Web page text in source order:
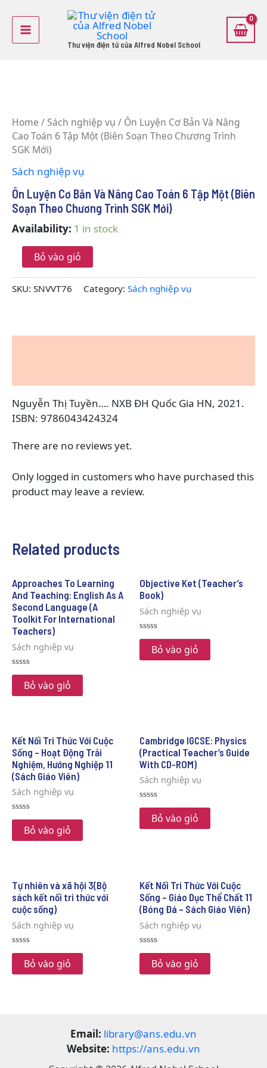
content
Main
Menu
Thư viện điện tử của Alfred Nobel School
Home /Sách nghiệp vụ / Ôn Luyện Cơ Bản Và Nâng
Cao Toán 6 Tập Một (Biên Soạn Theo Chương Trình
SGK Mới)
Sách nghiệp vụ
Ôn Luyện Cơ Bản Và Nâng Cao Toán 6 Tập Một (Biên
Soạn Theo Chương Trình SGK Mới)
Availability: 1 in stock
Cơ
Bản
Và
Cao
6
Tập
(Biên
Soạn
Chương
Trình
SGK
Bỏ vào giỏ
SKU: SNVVT76 Category: Sách nghiệp vụ
Nguyễn Thị Tuyền…. NXB ĐH Quốc Gia HN, 2021.
ISBN: 9786043424324
There are no reviews yet.
Only logged in customers who have purchased this
product may leave a review.
Related products
Approaches To Learning
And Teaching: English As A
Second Language (A
Toolkit For International
Teachers)
Sách nghiệp vụ
Rated
of
Bỏ vào giỏ
Objective Ket (Teacher’s
Book)
Sách nghiệp vụ
Rated
of
Bỏ vào giỏ
Kết Nối Tri Thức Với Cuộc
Sống – Hoạt Động Trải
Nghiệm, Hướng Nghiệp 11
(Sách Giáo Viên)
Sách nghiệp vụ
Rated
of
Bỏ vào giỏ
Cambridge IGCSE: Physics
(Practical Teacher’s Guide
With CD-ROM)
Sách nghiệp vụ
Rated
of
Bỏ vào giỏ
Tự nhiên và xã hội 3(Bộ
sách kết nối tri thức với
cuộc sống)
Sách nghiệp vụ
Rated
of
Bỏ vào giỏ
Kết Nối Tri Thức Với Cuộc
Sống – Giáo Dục Thể Chất 11
(Bóng Đá – Sách Giáo Viên)
Sách nghiệp vụ
Rated
of
Bỏ vào giỏ
Email: library@ans.edu.vn
Website: https://ans.edu.vn